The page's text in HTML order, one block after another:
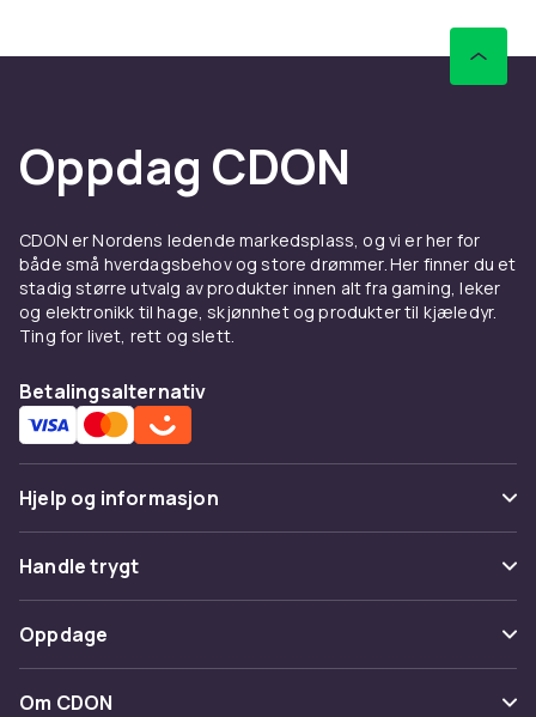
Oppdag CDON
CDON er Nordens ledende markedsplass, og vi er her for
både små hverdagsbehov og store drømmer. Her finner du et
stadig større utvalg av produkter innen alt fra gaming, leker
og elektronikk til hage, skjønnhet og produkter til kjæledyr.
Ting for livet, rett og slett.
Betalingsalternativ
Hjelp og informasjon
Vanlige spørsmål
Spor pakke
Angre & returner her
Kontakt oss
Handle trygt
Betaling
Levering
Oppdage
Kategorier
Om CDON